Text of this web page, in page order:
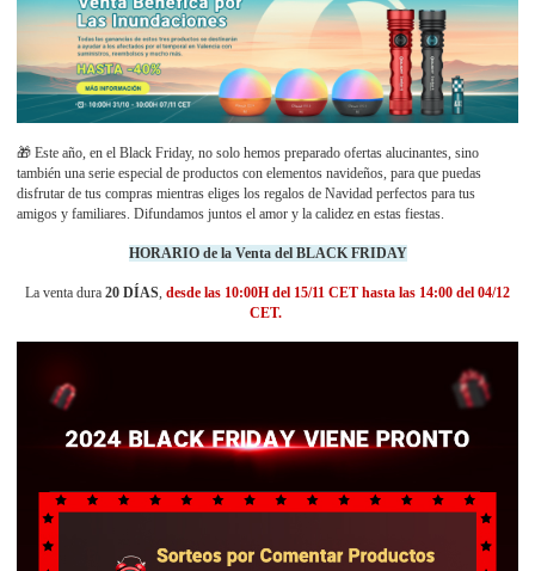
🎁 Este año, en el Black Friday, no solo hemos preparado ofertas alucinantes, sino
también una serie especial de productos con elementos navideños, para que puedas
disfrutar de tus compras mientras eliges los regalos de Navidad perfectos para tus
amigos y familiares. Difundamos juntos el amor y la calidez en estas fiestas.
HORARIO de la Venta del BLACK FRIDAY
La venta dura 20 DÍAS, desde las 10:00H del 15/11 CET hasta las 14:00 del 04/12
CET.